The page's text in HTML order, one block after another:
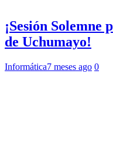
¡Sesión Solemne
de Uchumayo!
Informática7 meses ago 0